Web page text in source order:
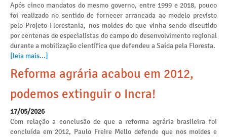
Após cinco mandatos do mesmo governo, entre 1999 e 2018, pouco
foi realizado no sentido de fornecer arrancada ao modelo previsto
pelo Projeto Florestania, nos moldes do que vinha sendo discutido
por centenas de especialistas do campo do desenvolvimento regional
durante a mobilização científica que defendeu a Saída pela Floresta.
[leia mais...]
Reforma agrária acabou em 2012,
podemos extinguir o Incra!
17/05/2026
Com relação a conclusão de que a reforma agrária brasileira foi
concluída em 2012, Paulo Freire Mello defende que nos moldes e